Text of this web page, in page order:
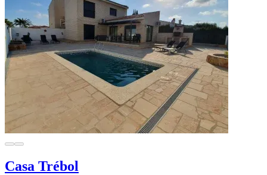
Casa Trébol